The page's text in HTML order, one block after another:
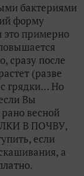
бактериями
форму
это примерно
сразу после
(разве
грядки… Но
Вы
весной
В ПОЧВУ,
если
а